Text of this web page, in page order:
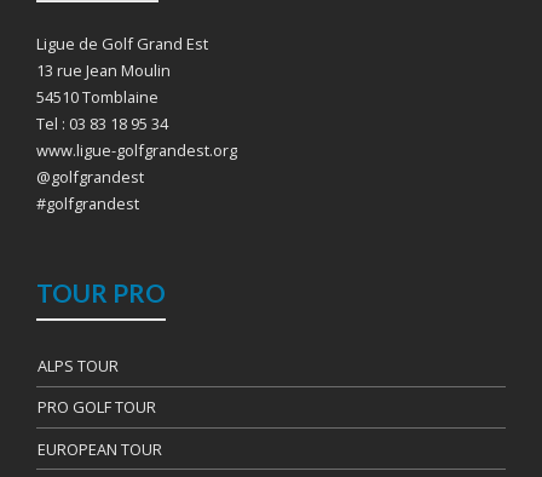
Ligue de Golf Grand Est
13 rue Jean Moulin
54510 Tomblaine
Tel : 03 83 18 95 34
www.ligue-golfgrandest.org
@golfgrandest
#golfgrandest
TOUR PRO
ALPS TOUR
PRO GOLF TOUR
EUROPEAN TOUR